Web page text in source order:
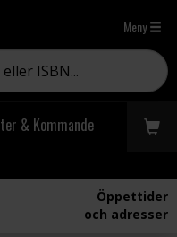
Meny
& Kommande
Öppettider
och adresser